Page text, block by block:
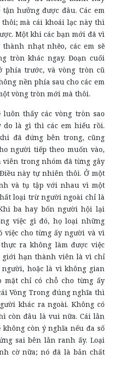
hưởng được đâu. Các em
mà cái khoái lạc này thì
Một khi các bạn mới đã vì
nhạt nhẽo, các em sẽ
tròn khác ngay. Đoạn cuối
phía trước, và vòng tròn cũ
nền phía sau cho các em
vòng tròn mới mà thôi.
luôn thấy các vòng tròn sao
do là gì thì các em hiểu rồi.
đã đứng bên trong, cũng
người tiếp theo muốn vào,
viên trong nhóm đã từng gây
này tự nhiên thôi. Ở một
và tụ tập với nhau vì một
loại trừ người ngoài chỉ là
ba hay bốn người hội lại
việc gì đó, họ loại những
việc cho từng ấy người và vì
ra không làm được việc
giới hạn thành viên là vì chỉ
người, hoặc là vì không gian
mặt chỉ có chỗ cho từng ấy
Vòng Trong đúng nghĩa thì
khác ra ngoài. Không có
còn đâu là vui nữa. Cái lằn
còn ý nghĩa nếu đa số
sai bên lằn ranh ấy. Loại
cờ nữa; nó đã là bản chất